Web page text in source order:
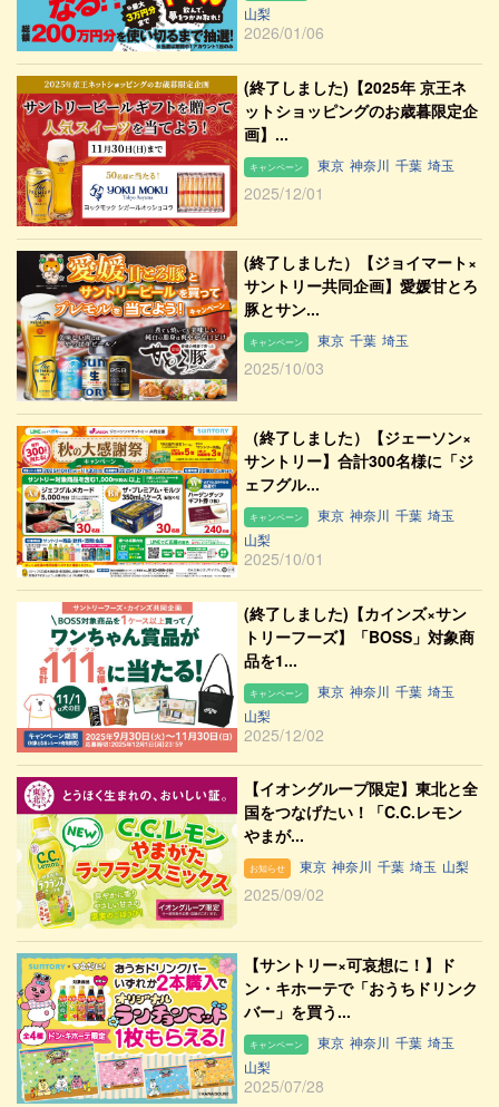
山梨
2026/01/06
(終了しました)【2025年 京王ネ
ットショッピングのお歳暮限定企
画】...
キャンペーン 東京 神奈川 千葉 埼玉
2025/12/01
(終了しました）【ジョイマート×
サントリー共同企画】愛媛甘とろ
豚とサン...
キャンペーン 東京 千葉 埼玉
2025/10/03
（終了しました）【ジェーソン×
サントリー】合計300名様に「ジ
ェフグル...
キャンペーン 東京 神奈川 千葉 埼玉
山梨
2025/10/01
(終了しました)【カインズ×サン
トリーフーズ】「BOSS」対象商
品を1...
キャンペーン 東京 神奈川 千葉 埼玉
山梨
2025/12/02
【イオングループ限定】東北と全
国をつなげたい！「C.C.レモン
やまが...
お知らせ 東京 神奈川 千葉 埼玉 山梨
2025/09/02
【サントリー×可哀想に！】ド
ン・キホーテで「おうちドリンク
バー」を買う...
キャンペーン 東京 神奈川 千葉 埼玉
山梨
2025/07/28